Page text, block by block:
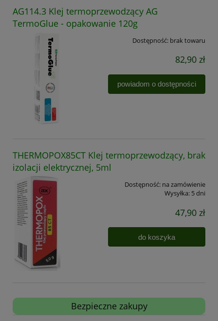
AG114.3 Klej termoprzewodzący AG
TermoGlue - opakowanie 120g
Dostępność: brak towaru
82,90 zł
powiadom o dostępności
THERMOPOX85CT Klej termoprzewodzący, brak
izolacji elektrycznej, 5ml
Dostępność: na zamówienie
Wysyłka: 5 dni
47,90 zł
do koszyka
Bezpieczne zakupy